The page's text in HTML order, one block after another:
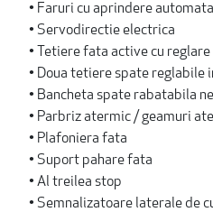
• Faruri cu aprindere automata
• Servodirectie electrica
• Tetiere fata active cu
• Doua tetiere spate reglabile
• Bancheta spate rabatabila
• Parbriz atermic / geamuri
• Plafoniera fata
• Suport pahare fata
• Al treilea stop
• Semnalizatoare laterale de